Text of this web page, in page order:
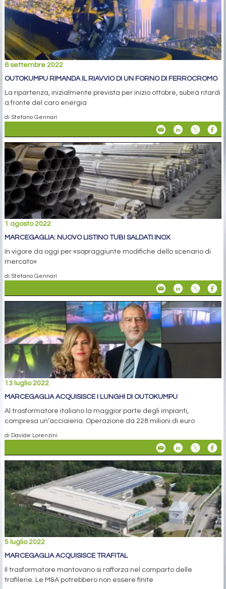
6 settembre 2022
OUTOKUMPU RIMANDA IL RIAVVIO DI UN FORNO DI FERROCROMO
La ripartenza, inizialmente prevista per inizio ottobre, subirà ritardi
a fronte del caro energia
di Stefano Gennari
1 agosto 2022
MARCEGAGLIA: NUOVO LISTINO TUBI SALDATI INOX
In vigore da oggi per «sopraggiunte modifiche dello scenario di
mercato»
di Stefano Gennari
13 luglio 2022
MARCEGAGLIA ACQUISISCE I LUNGHI DI OUTOKUMPU
Al trasformatore italiano la maggior parte degli impianti,
compresa un’acciaieria. Operazione da 228 milioni di euro
di Davide Lorenzini
5 luglio 2022
MARCEGAGLIA ACQUISISCE TRAFITAL
Il trasformatore mantovano si rafforza nel comparto delle
trafilerie. Le M&A potrebbero non essere finite